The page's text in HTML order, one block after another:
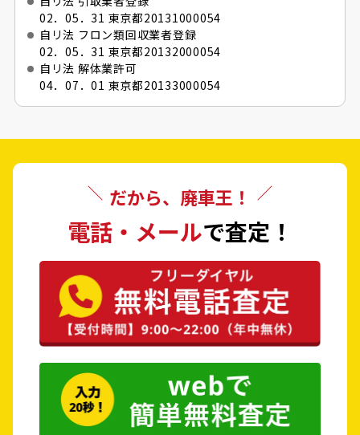
02．05．31 東京都20131000054
自リ法 フロン類回収業者登録
02．05．31 東京都20132000054
自リ法 解体業許可
04．07．01 東京都20133000054
だから、廃車王！
電話・メールで査定！